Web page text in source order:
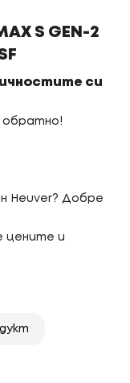
S GEN-2
си
обратно!
Heuver? Добре
цените и